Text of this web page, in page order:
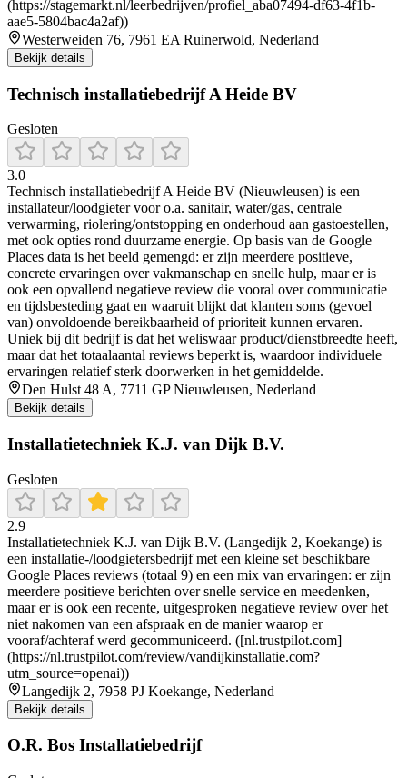
(https://stagemarkt.nl/leerbedrijven/profiel_aba07494-df63-4f1b-
aae5-5804bac4a2af))
Westerweiden 76, 7961 EA Ruinerwold, Nederland
Bekijk details
Technisch installatiebedrijf A Heide BV
Gesloten
3.0
Technisch installatiebedrijf A Heide BV (Nieuwleusen) is een
installateur/loodgieter voor o.a. sanitair, water/gas, centrale
verwarming, riolering/ontstopping en onderhoud aan gastoestellen,
met ook opties rond duurzame energie. Op basis van de Google
Places data is het beeld gemengd: er zijn meerdere positieve,
concrete ervaringen over vakmanschap en snelle hulp, maar er is
ook een opvallend negatieve review die vooral over communicatie
en tijdsbesteding gaat en waaruit blijkt dat klanten soms (gevoel
van) onvoldoende bereikbaarheid of prioriteit kunnen ervaren.
Uniek bij dit bedrijf is dat het weliswaar product/dienstbreedte heeft,
maar dat het totaalaantal reviews beperkt is, waardoor individuele
ervaringen relatief sterk doorwerken in het gemiddelde.
Den Hulst 48 A, 7711 GP Nieuwleusen, Nederland
Bekijk details
Installatietechniek K.J. van Dijk B.V.
Gesloten
2.9
Installatietechniek K.J. van Dijk B.V. (Langedijk 2, Koekange) is
een installatie-/loodgietersbedrijf met een kleine set beschikbare
Google Places reviews (totaal 9) en een mix van ervaringen: er zijn
meerdere positieve berichten over snelle service en meedenken,
maar er is ook een recente, uitgesproken negatieve review over het
niet nakomen van een afspraak en de manier waarop er
vooraf/achteraf werd gecommuniceerd. ([nl.trustpilot.com]
(https://nl.trustpilot.com/review/vandijkinstallatie.com?
utm_source=openai))
Langedijk 2, 7958 PJ Koekange, Nederland
Bekijk details
O.R. Bos Installatiebedrijf